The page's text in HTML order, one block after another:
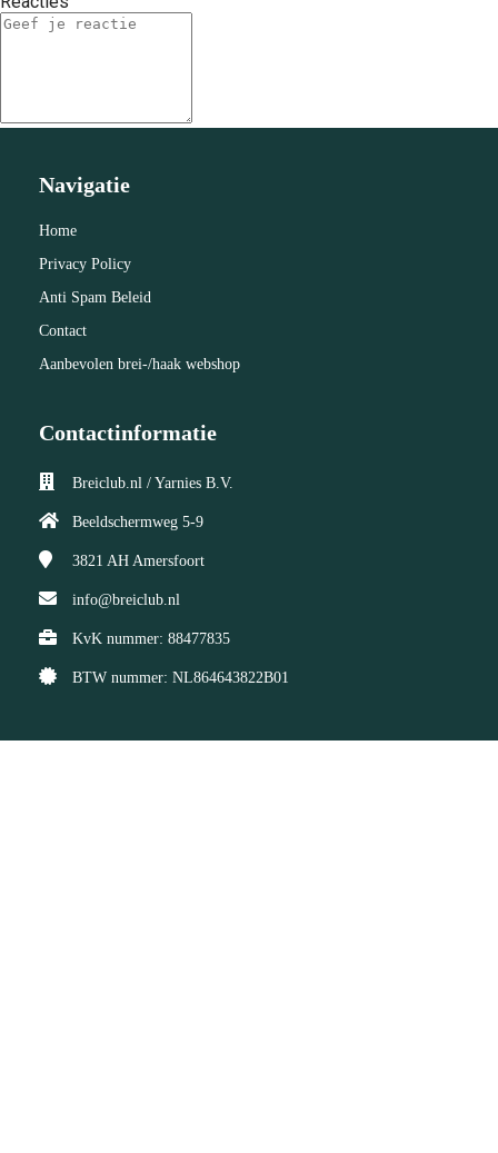
Navigatie
Home
Privacy Policy
Anti Spam Beleid
Contact
Aanbevolen brei-/haak webshop
Contactinformatie
Breiclub.nl / Yarnies B.V.
Beeldschermweg 5-9
3821 AH Amersfoort
info@breiclub.nl
KvK nummer: 88477835
BTW nummer: NL864643822B01